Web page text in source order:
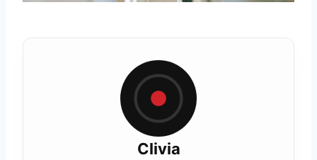
Clivia